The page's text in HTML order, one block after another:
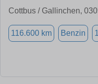
Cottbus / Gallinchen,
116.600 km Benzin